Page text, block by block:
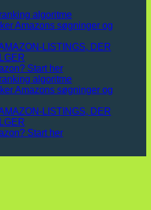
algoritme
Amazons søgninger og
LISTINGS, DER
Start her
algoritme
Amazons søgninger og
LISTINGS, DER
Start her